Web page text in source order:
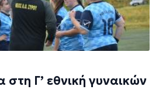
στη Γ’ εθνική γυναικών